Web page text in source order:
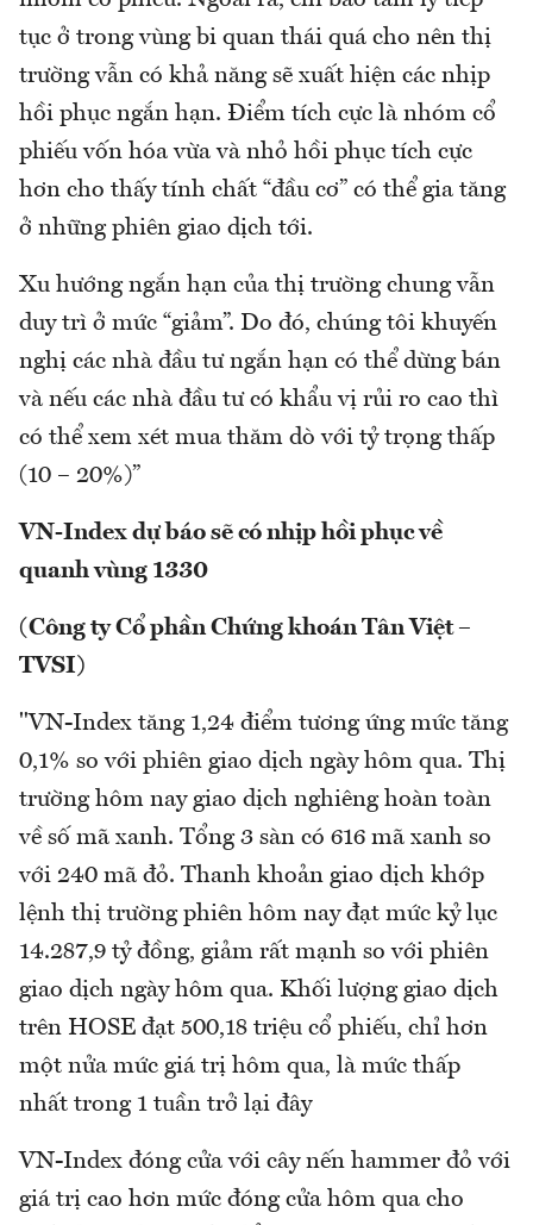
tục ở trong vùng bi quan thái quá cho nên thị
trường vẫn có khả năng sẽ xuất hiện các nhịp
hồi phục ngắn hạn. Điểm tích cực là nhóm cổ
phiếu vốn hóa vừa và nhỏ hồi phục tích cực
hơn cho thấy tính chất “đầu cơ” có thể gia tăng
ở những phiên giao dịch tới.
Xu hướng ngắn hạn của thị trường chung vẫn
duy trì ở mức “giảm”. Do đó, chúng tôi khuyến
nghị các nhà đầu tư ngắn hạn có thể dừng bán
và nếu các nhà đầu tư có khẩu vị rủi ro cao thì
có thể xem xét mua thăm dò với tỷ trọng thấp
(10 – 20%)”
VN-Index dự báo sẽ có nhịp hồi phục về
quanh vùng 1330
(Công ty Cổ phần Chứng khoán Tân Việt –
TVSI)
"VN-Index tăng 1,24 điểm tương ứng mức tăng
0,1% so với phiên giao dịch ngày hôm qua. Thị
trường hôm nay giao dịch nghiêng hoàn toàn
về số mã xanh. Tổng 3 sàn có 616 mã xanh so
với 240 mã đỏ. Thanh khoản giao dịch khớp
lệnh thị trường phiên hôm nay đạt mức kỷ lục
14.287,9 tỷ đồng, giảm rất mạnh so với phiên
giao dịch ngày hôm qua. Khối lượng giao dịch
trên HOSE đạt 500,18 triệu cổ phiếu, chỉ hơn
một nửa mức giá trị hôm qua, là mức thấp
nhất trong 1 tuần trở lại đây
VN-Index đóng cửa với cây nến hammer đỏ với
giá trị cao hơn mức đóng cửa hôm qua cho